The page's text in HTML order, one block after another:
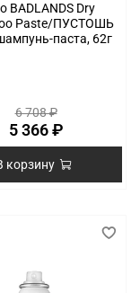
BADLANDS Dry
Paste/ПУСТОШЬ
паста, 62г
6 708 ₽
5 366 ₽
корзину